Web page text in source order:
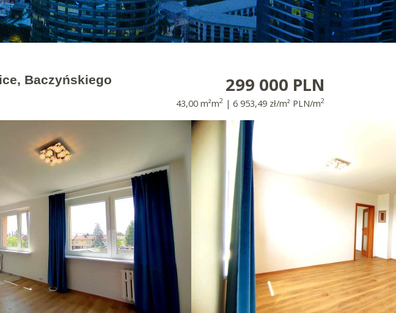
Baczyńskiego 299 000 PLN
43,00 m²m2 | 6 953,49 zł/m² PLN/m2